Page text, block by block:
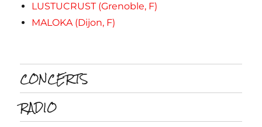
LUSTUCRUST (Grenoble, F)
MALOKA (Dijon, F)
CONCERTS
RADIO